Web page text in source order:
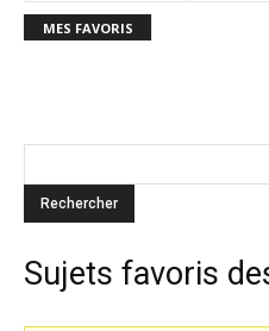
MES FAVORIS
Sujets favoris